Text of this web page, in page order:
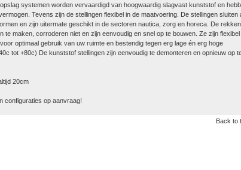
systemen worden vervaardigd van hoogwaardig slagvast kunststof en
Tevens zijn de stellingen flexibel in de maatvoering. De stellingen sluiten
en zijn uitermate geschikt in de sectoren nautica, zorg en horeca. De
te maken, corroderen niet en zijn eenvoudig en snel op te bouwen. Ze zijn flexibel
optimaal gebruik van uw ruimte en bestendig tegen erg lage én erg hoge
tot +80c) De kunststof stellingen zijn eenvoudig te demonteren en opnieuw op
20cm
configuraties op aanvraag!
Back to